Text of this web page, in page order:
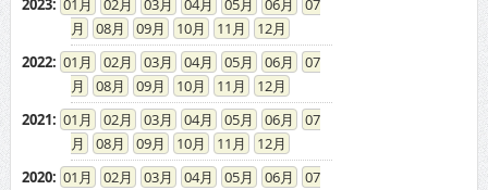
2023: 01 02 03 04 05 06
07
08
09 10 11
12
2022: 01 02 03 04 05 06
07
08
09 10 11
12
2021: 01 02 03 04 05 06
07
08
09 10 11
12
2020: 01 02 03 04 05 06
07